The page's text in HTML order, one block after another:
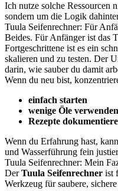
Ich nutze solche Ressourcen
sondern um die Logik
Tuula Seifenrechner: Für
Beides. Für Anfänger ist das
Fortgeschrittene ist es ein
skalieren und zu testen. Der
darin, wie sauber du damit
Wenn du neu bist,
einfach starten
wenige Öle verwenden
Rezepte
Wenn du Erfahrung hast,
und Wasserführung fein
Tuula Seifenrechner: Mein
DerTuula Seifenrechner ist
Werkzeug für saubere,